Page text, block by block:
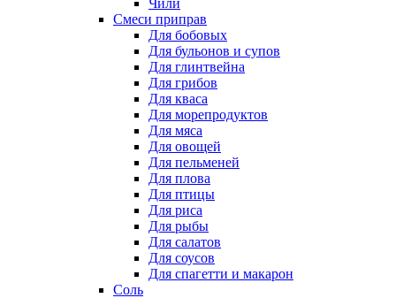
Чили
Смеси приправ
Для бобовых
Для бульонов и супов
Для глинтвейна
Для грибов
Для кваса
Для морепродуктов
Для мяса
Для овощей
Для пельменей
Для плова
Для птицы
Для риса
Для рыбы
Для салатов
Для соусов
Для спагетти и макарон
Соль